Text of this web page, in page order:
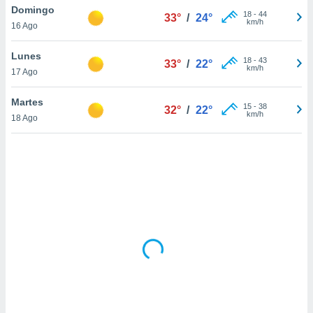
sitio
En
de que
el sitio
se
Domingo
16 Ago
33° / 24° 18- 44
km/h
Lunes
17 Ago
33° / 22° 18- 43
km/h
Martes
18 Ago
32° / 22° 15- 38
km/h